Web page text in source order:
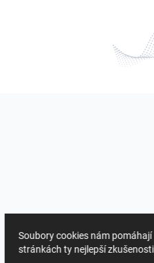
Soubory cookies nám
stránkách ty nejlepší